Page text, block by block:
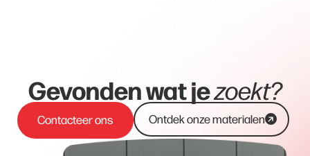
Gevonden wat jezoekt?
Contacteer ons Ontdek onze materialen